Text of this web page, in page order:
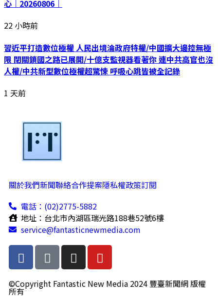
心｜20260806｜
22 小時前
習近平打造數位極權 人民出境淪政府特權/中國擴大邊控無極
限 閉關鎖國之路已展開/十億支監視器看著你 連中共高官也沒
人權/中共新型數位極權超驚悚 呼吸心跳皆被全記錄
1 天前
關於我們新聞聯絡合作提案隱私權政策訂閱
電話：(02)2775-5882
地址：台北市內湖區瑞光路188巷52號6樓
service@fantasticnewmedia.com
©Copyright Fantastic New Media 2024 豐臺新聞網 版權
所有